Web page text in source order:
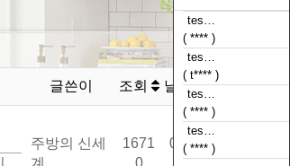
글쓴이 조회 날짜
주방의 신세
계
1671
0
02-2
8
tes…
( **** )
tes…
( t**** )
tes…
( **** )
tes…
( **** )